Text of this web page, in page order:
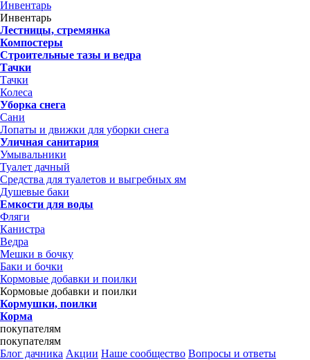
Инвентарь
Инвентарь
Лестницы, стремянка
Компостеры
Строительные тазы и ведра
Тачки
Тачки
Колеса
Уборка снега
Сани
Лопаты и движки для уборки снега
Уличная санитария
Умывальники
Туалет дачный
Средства для туалетов и выгребных ям
Душевые баки
Емкости для воды
Фляги
Канистра
Ведра
Мешки в бочку
Баки и бочки
Кормовые добавки и поилки
Кормовые добавки и поилки
Кормушки, поилки
Корма
покупателям
покупателям
Блог дачника Акции Наше сообщество Вопросы и ответы